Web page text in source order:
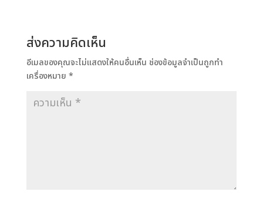
ส่งความคิดเห็น
อีเมลของคุณจะไม่แสดงให้คนอื่นเห็น ช่องข้อมูลจำเป็นถูกทำ
เครื่องหมาย *